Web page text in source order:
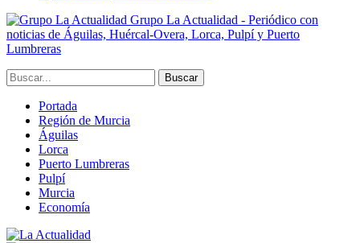
Grupo La Actualidad - Periódico con
noticias de Águilas, Huércal-Overa, Lorca, Pulpí y Puerto
Lumbreras
Portada
Región de Murcia
Águilas
Lorca
Puerto Lumbreras
Pulpí
Murcia
Economía